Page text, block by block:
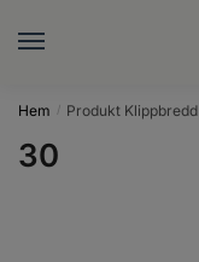
Hem / Produkt Klippbredd
30